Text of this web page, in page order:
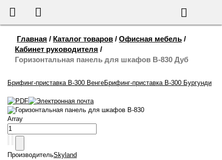
655-888Корзина Поиск
Главная / Каталог товаров / Офисная мебель /
Кабинет руководителя /
Горизонтальная панель для шкафов B-830 Дуб
Брифинг-приставка B-300 ВенгеБрифинг-приставка B-300 Бургунди
Горизонтальная панель для шкафов B-830
Array
ПроизводительSkyland